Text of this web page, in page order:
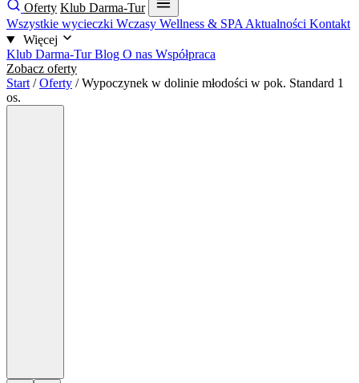
Oferty Klub Darma-Tur
Wszystkie wycieczki Wczasy Wellness & SPA Aktualności Kontakt
Więcej
Klub Darma-TurBlog O nas Współpraca
Zobacz oferty
Start / Oferty / Wypoczynek w dolinie młodości w pok. Standard 1
os.